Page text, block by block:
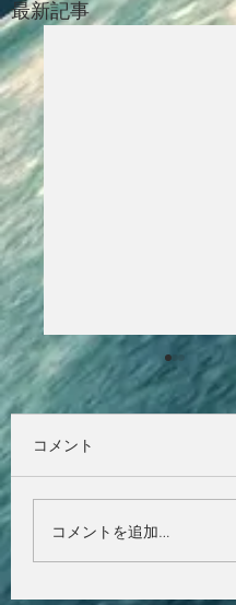
最新記事
夏を元気に乗り切ろ
う！☀️
コメント
コメントを追加…